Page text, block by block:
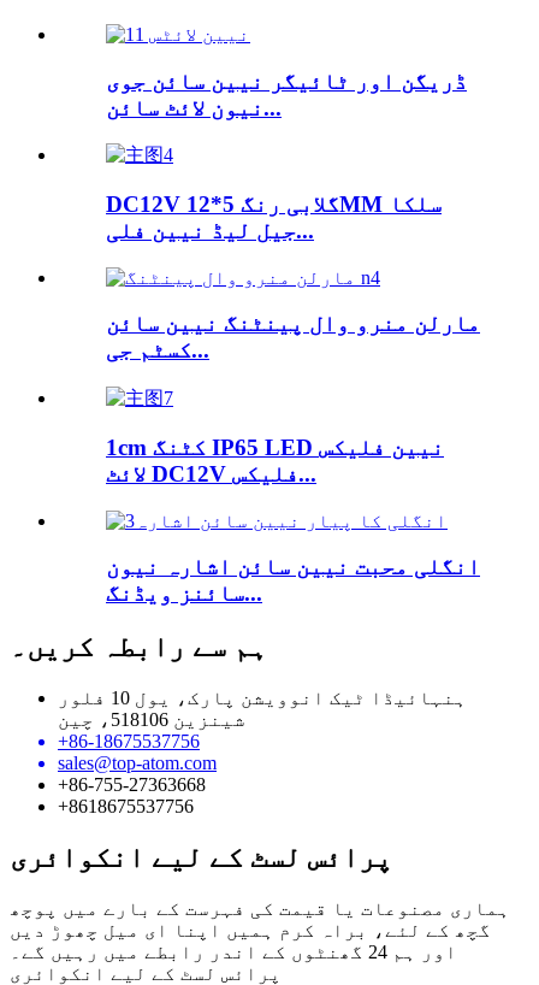
ڈریگن اور ٹائیگر نیین سائن جوی
نیون لائٹ سائن...
DC12V گلابی رنگ 5*12MM سلکا
جیل لیڈ نیین فلی...
مارلن منرو وال پینٹنگ نیین سائن
کسٹم جی...
1cm کٹنگ IP65 LED نیین فلیکس
لائٹ DC12V فلیکس...
انگلی محبت نیین سائن اشارہ نیون
سائنز ویڈنگ...
ہم سے رابطہ کریں۔
ہنہائیڈا ٹیک انوویشن پارک، یول 10 فلور
شینزین 518106، چین
+86-18675537756
sales@top-atom.com
+86-755-27363668
+8618675537756
پرائس لسٹ کے لیے انکوائری
ہماری مصنوعات یا قیمت کی فہرست کے بارے میں پوچھ
گچھ کے لئے، براہ کرم ہمیں اپنا ای میل چھوڑ دیں
اور ہم 24 گھنٹوں کے اندر رابطے میں رہیں گے۔
پرائس لسٹ کے لیے انکوائری